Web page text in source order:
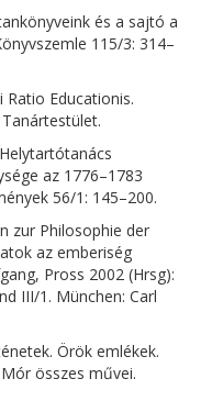
és a sajtó a
115/3: 314–
Ratio Educationis.
az 1776–1783
56/1: 145–200.
zur Philosophie der
az emberiség
Pross 2002 (Hrsg):
III/1. München: Carl
Örök emlékek.
összes művei.